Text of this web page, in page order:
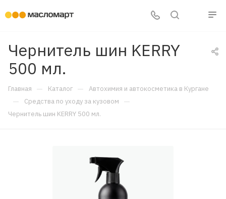
Чернитель шин KERRY
500 мл.
Главная — Каталог — Автохимия и автокосметика в Кургане
— Средства по уходу за кузовом —
Чернитель шин KERRY 500 мл.